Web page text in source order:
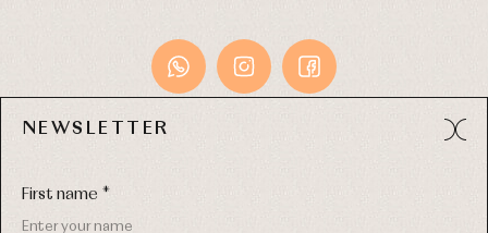
NEWSLETTER
First name *